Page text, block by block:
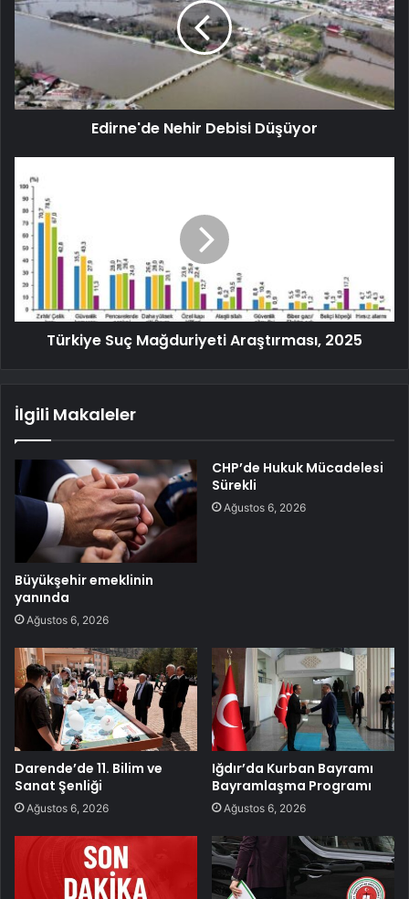
Edirne'de Nehir Debisi Düşüyor
Türkiye Suç Mağduriyeti Araştırması, 2025
İlgili Makaleler
Büyükşehir emeklinin
yanında
Ağustos 6, 2026
CHP’de Hukuk Mücadelesi
Sürekli
Ağustos 6, 2026
Darende’de 11. Bilim ve
Sanat Şenliği
Ağustos 6, 2026
Iğdır’da Kurban Bayramı
Bayramlaşma Programı
Ağustos 6, 2026